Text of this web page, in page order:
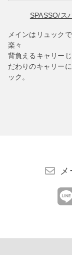
SPASSO/ス
メインはリュック
楽々
背負えるキャリー
だわりのキャリー
ック。
メ